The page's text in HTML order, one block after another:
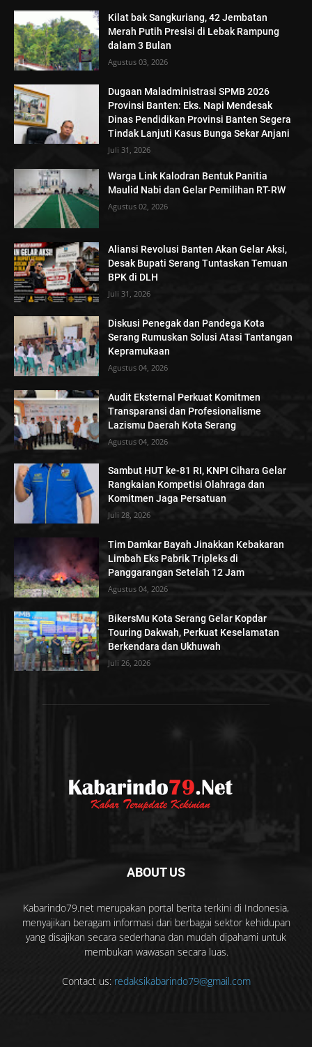
Kilat bak Sangkuriang, 42 Jembatan
Merah Putih Presisi di Lebak Rampung
dalam 3 Bulan
Agustus 03, 2026
Dugaan Maladministrasi SPMB 2026
Provinsi Banten: Eks. Napi Mendesak
Dinas Pendidikan Provinsi Banten Segera
Tindak Lanjuti Kasus Bunga Sekar Anjani
Juli 31, 2026
Warga Link Kalodran Bentuk Panitia
Maulid Nabi dan Gelar Pemilihan RT-RW
Agustus 02, 2026
Aliansi Revolusi Banten Akan Gelar Aksi,
Desak Bupati Serang Tuntaskan Temuan
BPK di DLH
Juli 31, 2026
Diskusi Penegak dan Pandega Kota
Serang Rumuskan Solusi Atasi Tantangan
Kepramukaan
Agustus 04, 2026
Audit Eksternal Perkuat Komitmen
Transparansi dan Profesionalisme
Lazismu Daerah Kota Serang
Agustus 04, 2026
Sambut HUT ke-81 RI, KNPI Cihara Gelar
Rangkaian Kompetisi Olahraga dan
Komitmen Jaga Persatuan
Juli 28, 2026
Tim Damkar Bayah Jinakkan Kebakaran
Limbah Eks Pabrik Tripleks di
Panggarangan Setelah 12 Jam
Agustus 04, 2026
BikersMu Kota Serang Gelar Kopdar
Touring Dakwah, Perkuat Keselamatan
Berkendara dan Ukhuwah
Juli 26, 2026
ABOUT US
Kabarindo79.net merupakan portal berita terkini di Indonesia,
menyajikan beragam informasi dari berbagai sektor kehidupan
yang disajikan secara sederhana dan mudah dipahami untuk
membukan wawasan secara luas.
Contact us: redaksikabarindo79@gmail.com